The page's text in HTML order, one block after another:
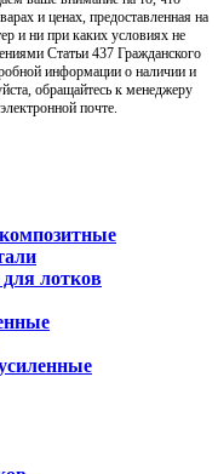
и ценах, предоставленная на
и ни при каких условиях не
Статьи 437 Гражданского
информации о наличии и
обращайтесь к менеджеру
почте.
лотков